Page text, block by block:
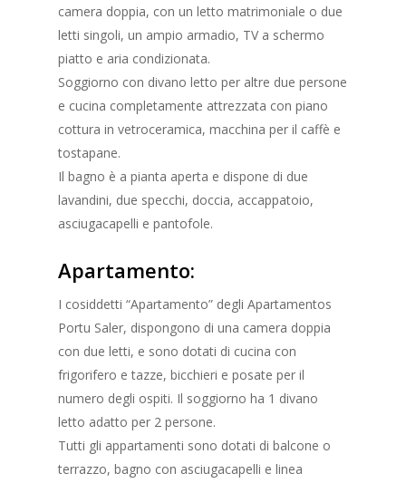
camera doppia, con un letto matrimoniale o due
letti singoli, un ampio armadio, TV a schermo
piatto e aria condizionata.
Soggiorno con divano letto per altre due persone
e cucina completamente attrezzata con piano
cottura in vetroceramica, macchina per il caffè e
tostapane.
Il bagno è a pianta aperta e dispone di due
lavandini, due specchi, doccia, accappatoio,
asciugacapelli e pantofole.
Apartamento:
I cosiddetti “Apartamento” degli Apartamentos
Portu Saler, dispongono di una camera doppia
con due letti, e sono dotati di cucina con
frigorifero e tazze, bicchieri e posate per il
numero degli ospiti. Il soggiorno ha 1 divano
letto adatto per 2 persone.
Tutti gli appartamenti sono dotati di balcone o
terrazzo, bagno con asciugacapelli e linea